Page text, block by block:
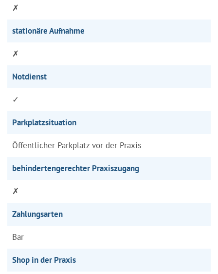
✗
stationäre Aufnahme
✗
Notdienst
✓
Parkplatzsituation
Öffentlicher Parkplatz vor der Praxis
behindertengerechter Praxiszugang
✗
Zahlungsarten
Bar
Shop in der Praxis